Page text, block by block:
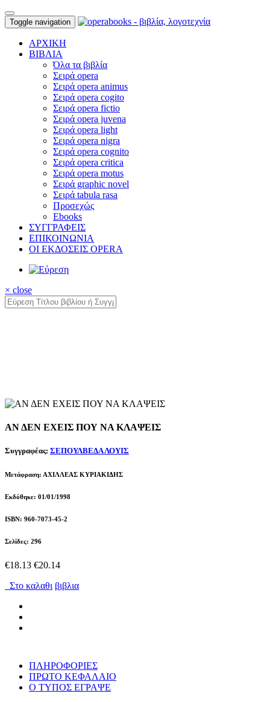
Toggle navigation
ΑΡΧΙΚΗ
ΒΙΒΛΙΑ
Όλα τα βιβλία
Σειρά opera
Σειρά opera animus
Σειρά opera cogito
Σειρά opera fictio
Σειρά opera juvena
Σειρά opera light
Σειρά opera nigra
Σειρά opera cognito
Σειρά opera critica
Σειρά opera motus
Σειρά graphic novel
Σειρά tabula rasa
Προσεχώς
Ebooks
ΣΥΓΓΡΑΦΕΙΣ
ΕΠΙΚΟΙΝΩΝΙΑ
ΟΙ ΕΚΔΟΣΕΙΣ OPERA
× close
ΑΝ ΔΕΝ ΕΧΕΙΣ ΠΟΥ ΝΑ ΚΛΑΨΕΙΣ
Συγγραφέας: ΣΕΠΟΥΛΒΕΔΑ ΛΟΥΙΣ
Μετάφραση: ΑΧΙΛΛΕΑΣ ΚΥΡΙΑΚΙΔΗΣ
Εκδόθηκε: 01/01/1998
ISBN: 960-7073-45-2
Σελίδες: 296
€18.13 €20.14
Στο καλαθι βιβλια
ΠΛΗΡΟΦΟΡΙΕΣ
ΠΡΩΤΟ ΚΕΦΑΛΑΙΟ
Ο ΤΥΠΟΣ ΕΓΡΑΨΕ